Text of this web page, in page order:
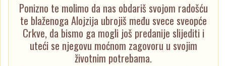
Ponizno te molimo da nas obdariš svojom radošću
te blaženoga Alojzija ubrojiš među svece sveopće
Crkve, da bismo ga mogli još predanije slijediti i
uteći se njegovu moćnom zagovoru u svojim
životnim potrebama.